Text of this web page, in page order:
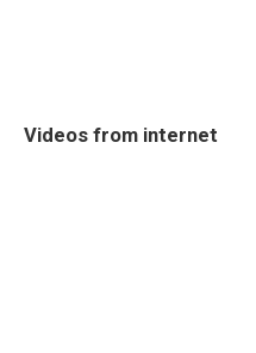
Videos from internet